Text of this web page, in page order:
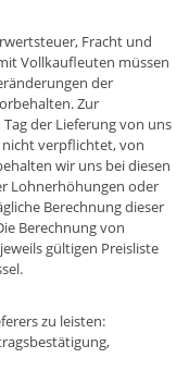
Fracht und
Vollkaufleuten müssen
der
Zur
der Lieferung von uns
nicht verpflichtet, von
wir uns bei diesen
Lohnerhöhungen oder
Berechnung dieser
Berechnung von
gültigen Preisliste
zu leisten: